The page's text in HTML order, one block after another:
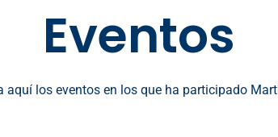
Eventos
aquí los eventos en los que ha participado